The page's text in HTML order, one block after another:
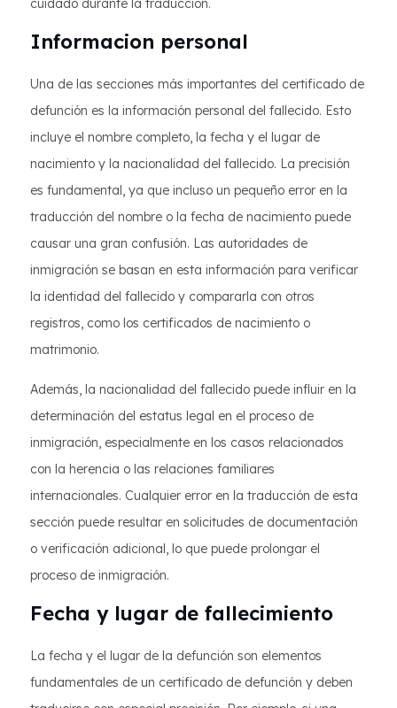
cuidado durante la traducción.
Informacion personal
Una de las secciones más importantes del certificado de
defunción es la información personal del fallecido. Esto
incluye el nombre completo, la fecha y el lugar de
nacimiento y la nacionalidad del fallecido. La precisión
es fundamental, ya que incluso un pequeño error en la
traducción del nombre o la fecha de nacimiento puede
causar una gran confusión. Las autoridades de
inmigración se basan en esta información para verificar
la identidad del fallecido y compararla con otros
registros, como los certificados de nacimiento o
matrimonio.
Además, la nacionalidad del fallecido puede influir en la
determinación del estatus legal en el proceso de
inmigración, especialmente en los casos relacionados
con la herencia o las relaciones familiares
internacionales. Cualquier error en la traducción de esta
sección puede resultar en solicitudes de documentación
o verificación adicional, lo que puede prolongar el
proceso de inmigración.
Fecha y lugar de fallecimiento
La fecha y el lugar de la defunción son elementos
fundamentales de un certificado de defunción y deben